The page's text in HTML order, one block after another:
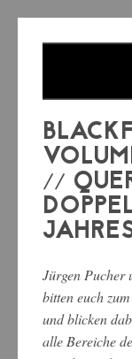
//
Jürgen Pucher
bitten euch
und blicken
alle Bereiche